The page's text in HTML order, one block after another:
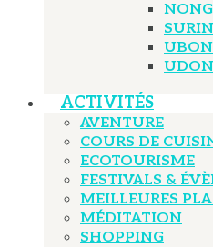
SURIN
ACTIVITÉS
AVENTURE
COURS DE
ECOTOURISME
FESTIVALS &
MEILLEURES
MÉDITATION
SHOPPING